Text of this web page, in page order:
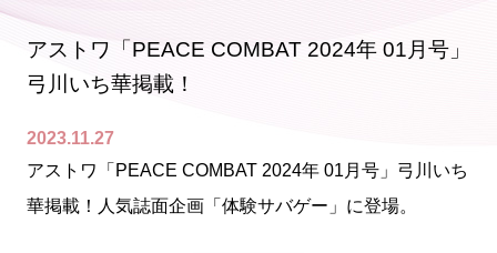
アストワ「PEACE COMBAT 2024年 01月号」
弓川いち華掲載！
2023.11.27
アストワ「PEACE COMBAT 2024年 01月号」弓川いち
華掲載！人気誌面企画「体験サバゲー」に登場。